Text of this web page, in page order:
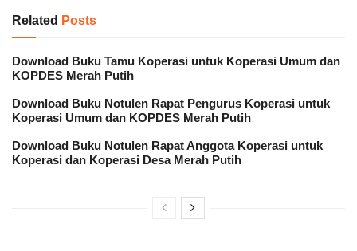
Related Posts
Download Buku Tamu Koperasi untuk Koperasi Umum dan
KOPDES Merah Putih
Download Buku Notulen Rapat Pengurus Koperasi untuk
Koperasi Umum dan KOPDES Merah Putih
Download Buku Notulen Rapat Anggota Koperasi untuk
Koperasi dan Koperasi Desa Merah Putih